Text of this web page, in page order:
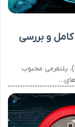
و بررسی
درباره صرافی هات بیت صرافی هات بیت (Hotbit)، پلتفرمی محبوب
های…